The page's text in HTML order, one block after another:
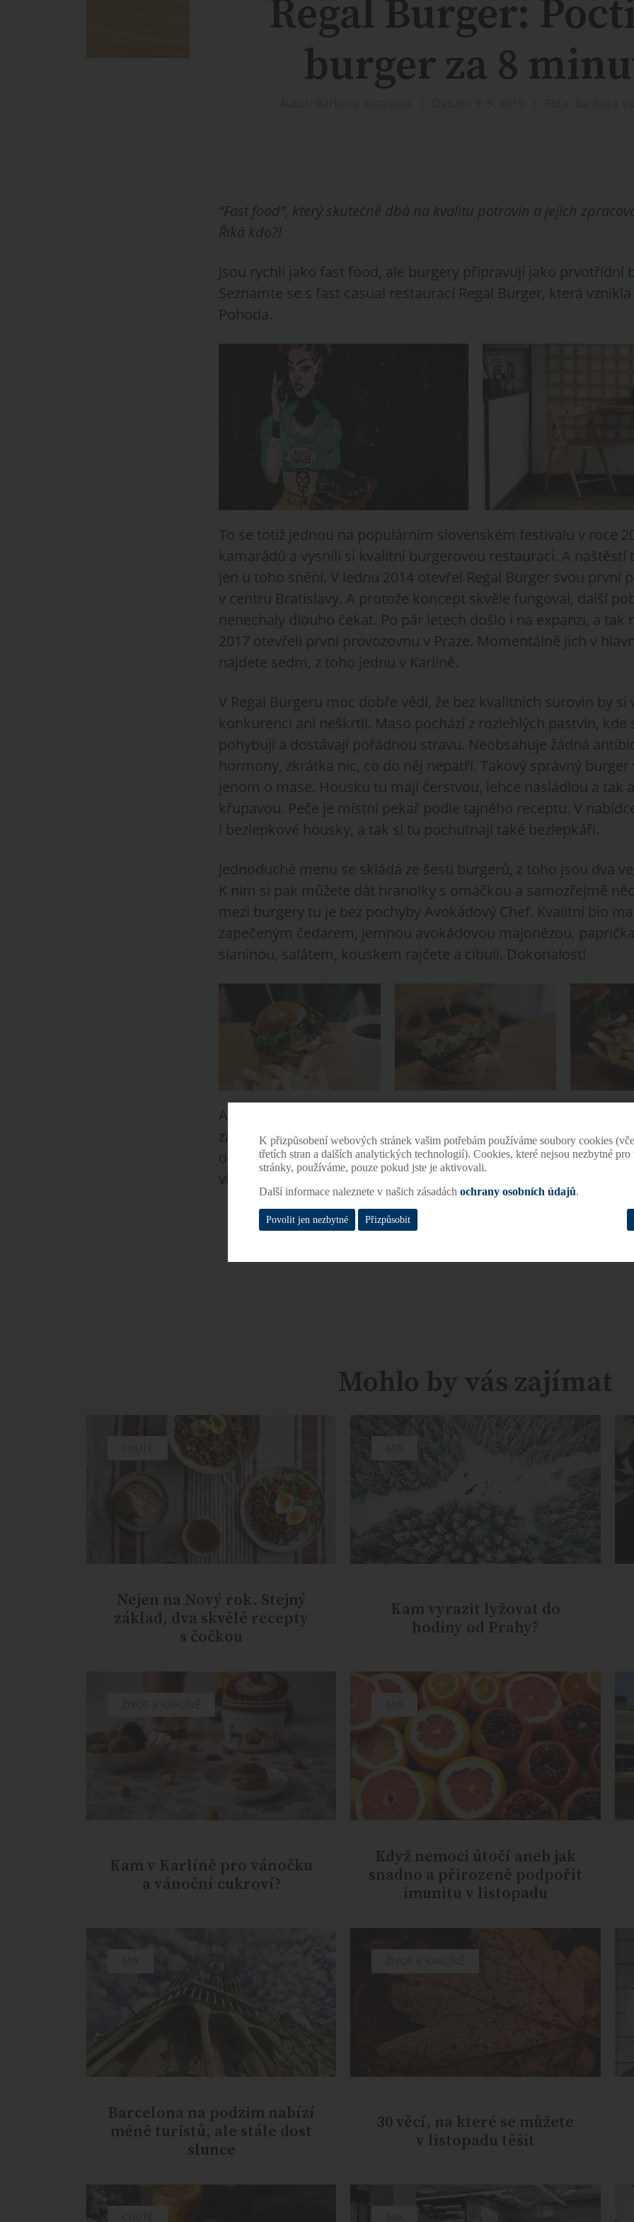
Regal Burger:
burger za 8
“Fast food”, který skutečně dbá na kvalitu potravin a jejich
Říká kdo?!
Jsou rychlí jako fast food, ale burgery připravují jako prvotřídní
Seznamte se s fast casual restaurací Regal Burger, která
Pohoda.
To se totiž jednou na populárním slovenském festivalu v roce
kamarádů a vysnili si kvalitní burgerovou restauraci. A naštěstí
jen u toho snění. V lednu 2014 otevřel Regal Burger svou první
v centru Bratislavy. A protože koncept skvěle fungoval, další
nenechaly dlouho čekat. Po pár letech došlo i na expanzi, a tak
2017 otevřeli první provozovnu v Praze. Momentálně jich v
najdete sedm, z toho jednu v Karlíně.
V Regal Burgeru moc dobře vědí, že bez kvalitních surovin by si
konkurenci ani neškrtli. Maso pochází z rozlehlých pastvin, kde
pohybují a dostávají pořádnou stravu. Neobsahuje žádná
hormony, zkrátka nic, co do něj nepatří. Takový správný burger
jenom o mase. Housku tu mají čerstvou, lehce nasládlou a tak
křupavou. Peče je místní pekař podle tajného receptu. V
i bezlepkové housky, a tak si tu pochutnají také bezlepkáři.
Jednoduché menu se skládá ze šesti burgerů, z toho jsou dva
K nim si pak můžete dát hranolky s omáčkou a samozřejmě
mezi burgery tu je bez pochyby Avokádový Chef. Kvalitní bio
zapečeným čedarem, jemnou avokádovou majonézou,
slaninou, salátem, kouskem rajčete a cibulí. Dokonalost!
A co těch zmíněných 8 minut? Přesně tak dlouho trvá připravit
zadání jeho objednávky. V Regal Burgeru nejsou tak rychlí
odflákli. Je to výsledek jejich promyšleného nastavení kuchyně
vlastním IT systémem.
Mohlo by vás zajímat
Nejen na Nový rok. Stejný
základ, dva skvělé recepty
s čočkou
Kam vyrazit lyžovat do
hodiny od Prahy?
Kam v Karlíně pro vánočku
a vánoční cukroví?
Když nemoci útočí aneb jak
snadno a přirozeně podpořit
imunitu v listopadu
Barcelona na podzim nabízí
méně turistů, ale stále dost
slunce
30 věcí, na které se můžete
v listopadu těšit
K přizpůsobení webových stránek vašim potřebám používáme soubory cookies
třetích stran a dalších analytických technologií). Cookies, které nejsou nezbytné
stránky, používáme, pouze pokud jste je aktivovali.
Další informace naleznete v našich zásadách ochrany osobních údajů.
Povolit jen nezbytné Přizpůsobit